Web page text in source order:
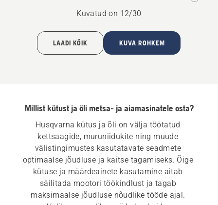
Kuvatud on 12/30
LAADI KÕIK KUVA ROHKEM
Millist kütust ja õli metsa- ja aiamasinatele osta?
Husqvarna kütus ja õli on välja töötatud
kettsaagide, muruniidukite ning muude
välistingimustes kasutatavate seadmete
optimaalse jõudluse ja kaitse tagamiseks. Õige
kütuse ja määrdeainete kasutamine aitab
säilitada mootori töökindlust ja tagab
maksimaalse jõudluse nõudlike tööde ajal.